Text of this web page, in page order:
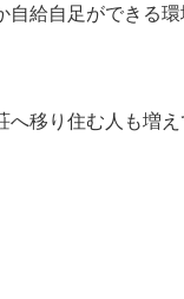
給自足ができる
移り住む人も増え